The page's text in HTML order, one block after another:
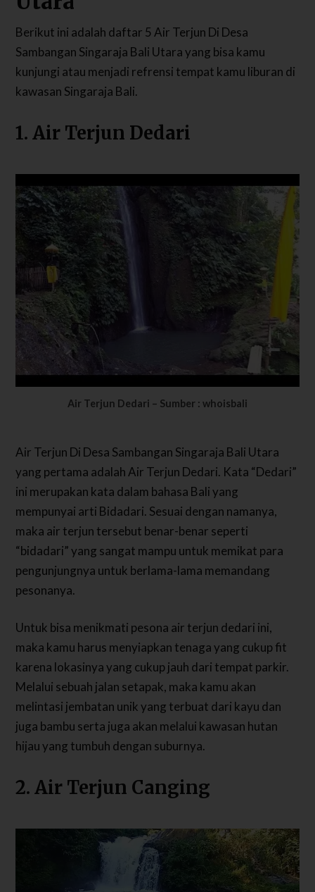
Berikut ini adalah daftar 5 Air Terjun Di Desa
Sambangan Singaraja Bali Utara yang bisa kamu
kunjungi atau menjadi refrensi tempat kamu liburan di
kawasan Singaraja Bali.
1. Air Terjun Dedari
Air Terjun Dedari – Sumber : whoisbali
Air Terjun Di Desa Sambangan Singaraja Bali Utara
yang pertama adalah Air Terjun Dedari. Kata “Dedari”
ini merupakan kata dalam bahasa Bali yang
mempunyai arti Bidadari. Sesuai dengan namanya,
maka air terjun tersebut benar-benar seperti
“bidadari” yang sangat mampu untuk memikat para
pengunjungnya untuk berlama-lama memandang
pesonanya.
Untuk bisa menikmati pesona air terjun dedari ini,
maka kamu harus menyiapkan tenaga yang cukup fit
karena lokasinya yang cukup jauh dari tempat parkir.
Melalui sebuah jalan setapak, maka kamu akan
melintasi jembatan unik yang terbuat dari kayu dan
juga bambu serta juga akan melalui kawasan hutan
hijau yang tumbuh dengan suburnya.
2. Air Terjun Canging